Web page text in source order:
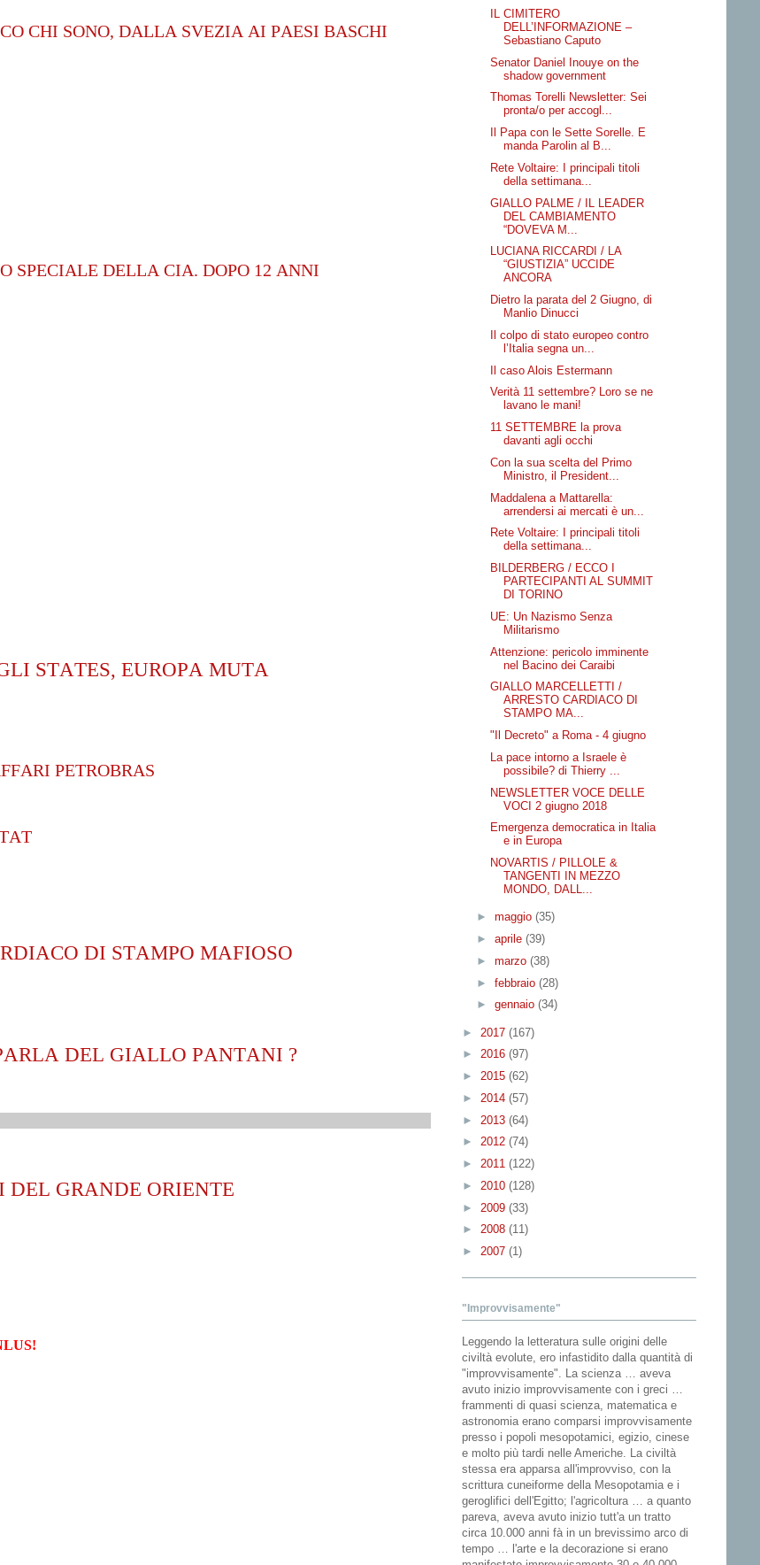
CHI SONO, DALLA SVEZIA AI PAESI BASCHI
SPECIALE DELLA CIA. DOPO 12 ANNI
STATES, EUROPA MUTA
PETROBRAS
DI STAMPO MAFIOSO
DEL GIALLO PANTANI ?
DEL GRANDE ORIENTE
IL CIMITERO
DELL’INFORMAZIONE –
Sebastiano Caputo
Senator Daniel Inouye on the
shadow government
Thomas Torelli Newsletter: Sei
pronta/o per accogl...
Il Papa con le Sette Sorelle. E
manda Parolin al B...
Rete Voltaire: I principali titoli
della settimana...
GIALLO PALME / IL LEADER
DEL CAMBIAMENTO
“DOVEVA M...
LUCIANA RICCARDI / LA
“GIUSTIZIA” UCCIDE
ANCORA
Dietro la parata del 2 Giugno, di
Manlio Dinucci
Il colpo di stato europeo contro
l’Italia segna un...
Il caso Alois Estermann
Verità 11 settembre? Loro se ne
lavano le mani!
11 SETTEMBRE la prova
davanti agli occhi
Con la sua scelta del Primo
Ministro, il President...
Maddalena a Mattarella:
arrendersi ai mercati è un...
Rete Voltaire: I principali titoli
della settimana...
BILDERBERG / ECCO I
PARTECIPANTI AL SUMMIT
DI TORINO
UE: Un Nazismo Senza
Militarismo
Attenzione: pericolo imminente
nel Bacino dei Caraibi
GIALLO MARCELLETTI /
ARRESTO CARDIACO DI
STAMPO MA...
"Il Decreto" a Roma - 4 giugno
La pace intorno a Israele è
possibile? di Thierry ...
NEWSLETTER VOCE DELLE
VOCI 2 giugno 2018
Emergenza democratica in Italia
e in Europa
NOVARTIS / PILLOLE &
TANGENTI IN MEZZO
MONDO, DALL...
► maggio (35)
► aprile (39)
► marzo (38)
► febbraio (28)
► gennaio (34)
► 2017 (167)
► 2016 (97)
► 2015 (62)
► 2014 (57)
► 2013 (64)
► 2012 (74)
► 2011 (122)
► 2010 (128)
► 2009 (33)
► 2008 (11)
► 2007 (1)
"Improvvisamente"
Leggendo la letteratura sulle origini delle
civiltà evolute, ero infastidito dalla quantità di
"improvvisamente". La scienza … aveva
avuto inizio improvvisamente con i greci …
frammenti di quasi scienza, matematica e
astronomia erano comparsi improvvisamente
presso i popoli mesopotamici, egizio, cinese
e molto più tardi nelle Americhe. La civiltà
stessa era apparsa all'improvviso, con la
scrittura cuneiforme della Mesopotamia e i
geroglifici dell'Egitto; l'agricoltura … a quanto
pareva, aveva avuto inizio tutt'a un tratto
circa 10.000 anni fà in un brevissimo arco di
tempo … l'arte e la decorazione si erano